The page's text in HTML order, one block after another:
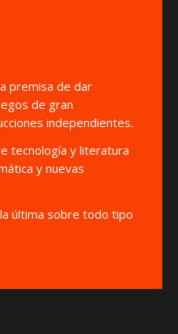
premisa de dar
de gran
independientes.
tecnología y literatura
y nuevas
última sobre todo tipo